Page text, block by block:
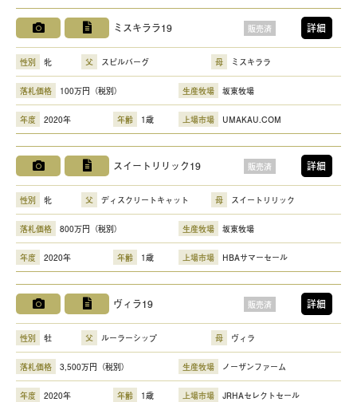
ミスキララ19 販売済 詳細
性別 牝 父 スピルバーグ 母 ミスキララ
落札価格 100万円（税別） 生産牧場 坂東牧場
年度 2020年 年齢 1歳 上場市場 UMAKAU.COM
スイートリリック19 販売済 詳細
性別 牝 父 ディスクリートキャット 母 スイートリリック
落札価格 800万円（税別） 生産牧場 坂東牧場
年度 2020年 年齢 1歳 上場市場 HBAサマーセール
ヴィラ19 販売済 詳細
性別 牡 父 ルーラーシップ 母 ヴィラ
落札価格 3,500万円（税別） 生産牧場 ノーザンファーム
年度 2020年 年齢 1歳 上場市場 JRHAセレクトセール